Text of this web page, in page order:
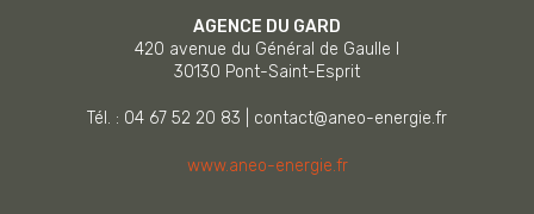
AGENCE DU GARD
420 avenue du Général de Gaulle I
30130 Pont-Saint-Esprit
Tél. : 04 67 52 20 83 contact@aneo-energie.fr
www.aneo-energie.fr